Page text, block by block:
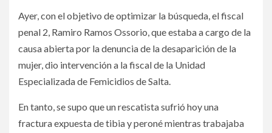
Ayer, con el objetivo de optimizar la búsqueda, el fiscal
penal 2, Ramiro Ramos Ossorio, que estaba a cargo de la
causa abierta por la denuncia de la desaparición de la
mujer, dio intervención a la fiscal de la Unidad
Especializada de Femicidios de Salta.
En tanto, se supo que un rescatista sufrió hoy una
fractura expuesta de tibia y peroné mientras trabajaba